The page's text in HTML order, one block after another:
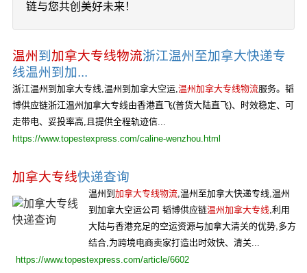
链与您共创美好未来！
温州 到 加拿大专线物流浙江温州至加拿大快递专
线温州到加...
浙江温州到加拿大专线,温州到加拿大空运,温州加拿大专线物流服务。韬
博供应链浙江温州加拿大专线由香港直飞(普货大陆直飞)、时效稳定、可
走带电、妥投率高,且提供全程轨迹信...
https://www.topestexpress.com/caline-wenzhou.html
加拿大专线快递查询
温州到 加拿大专线物流,温州至加拿大快递专线,温州
到加拿大空运公司 韬博供应链温州加拿大专线,利用
大陆与香港充足的空运资源与加拿大清关的优势,多方
结合,为跨境电商卖家打造出时效快、清关...
https://www.topestexpress.com/article/6602